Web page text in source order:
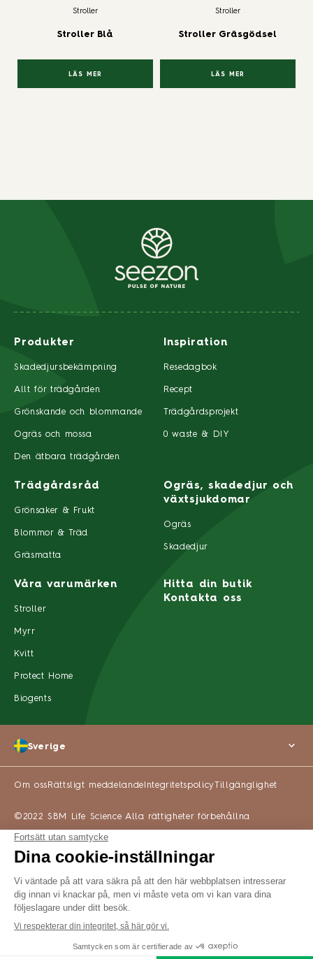
Stroller
Stroller Blå
LÄS MER
Stroller
Stroller Gräsgödsel
LÄS MER
Produkter
Skadedjursbekämpning
Allt för trädgården
Grönskande och blommande
Ogräs och mossa
Den ätbara trädgården
Inspiration
Resedagbok
Recept
Trädgårdsprojekt
0 waste & DIY
Trädgårdsråd
Grönsaker & Frukt
Blommor & Träd
Gräsmatta
Ogräs, skadedjur och
växtsjukdomar
Ogräs
Skadedjur
Våra varumärken
Stroller
Myrr
Kvitt
Protect Home
Biogents
Hitta din butik
Kontakta oss
Om oss Rättsligt meddelande IntegritetspolicyTillgänglighet
©2022 SBM Life Science Alla rättigheter förbehållna
Sverige